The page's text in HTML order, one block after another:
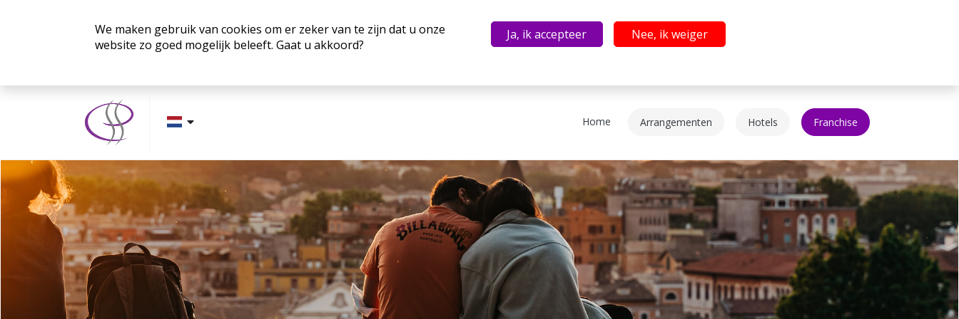
We maken gebruik van cookies om er zeker van te zijn dat u onze
website zo goed mogelijk beleeft. Gaat u akkoord?
Ja, ik accepteer Nee, ik weiger
Home Arrangementen Hotels Franchise